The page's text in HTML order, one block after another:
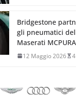
Bridgestone
gli pneumatici
Maserati MCPURA
12 Maggio 2026